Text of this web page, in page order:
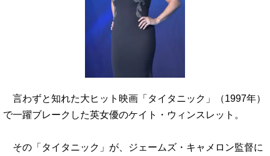
言わずと知れた大ヒット映画「タイタニック」（1997年）
で一躍ブレークした英女優のケイト・ウィンスレット。
その「タイタニック」が、ジェームズ・キャメロン監督に